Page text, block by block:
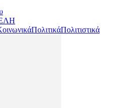
ΠολιτικάΠολιτιστικά